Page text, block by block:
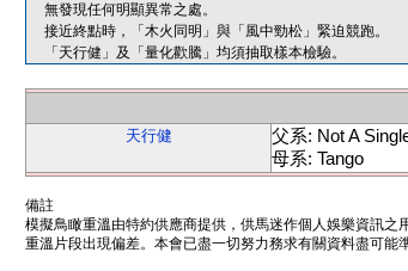
無發現任何明顯異常之處。
接近終點時，「木火同明」與「風中勁松」緊迫競跑。
「天行健」及「量化歡騰」均須抽取樣本檢驗。
天行健
父系: Not A
母系: Tango
備註
模擬鳥瞰重溫由特約供應商提供，供馬迷作個人娛樂資訊
重溫片段出現偏差。本會已盡一切努力務求有關資料盡可能